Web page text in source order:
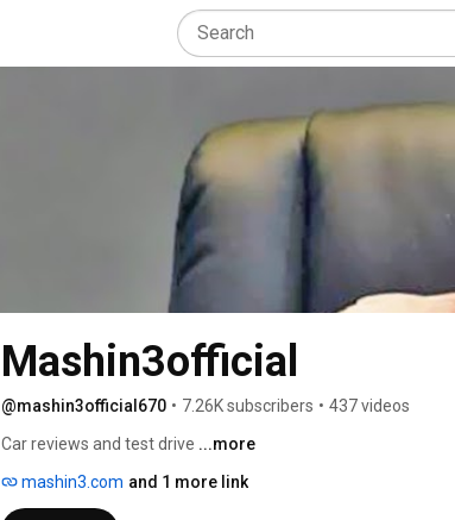
Mashin3official
@mashin3official670 • 7.26K subscribers • 437 videos
Car reviews and test drive ...more
mashin3.com and 1 more link